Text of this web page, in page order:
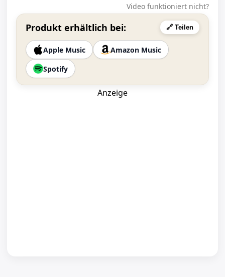
Video funktioniert nicht?
Produkt erhältlich bei: 🔗 Teilen
Apple Music
Amazon Music
Spotify
Anzeige